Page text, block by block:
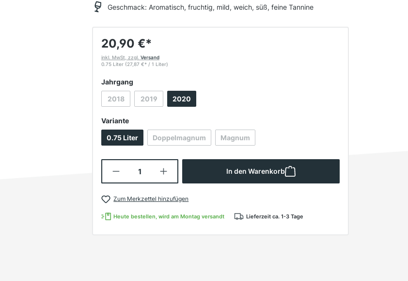
Geschmack: Aromatisch, fruchtig, mild, weich, süß, feine Tannine
20,90 €*
inkl. MwSt, zzgl. Versand
0.75 Liter (27,87 €* / 1 Liter)
Jahrgang
2018
(Diese Option ist zurzeit nicht verfügbar.)
2019(Diese Option ist zurzeit nicht verfügbar.)
2020
Varianteauswählen
0.75 Liter Doppelmagnum(Diese Option ist zurzeit nicht verfügbar.)
Magnum(Diese Option ist zurzeit nicht verfügbar.)
Produkt Anzahl: Gib den gewünschten Wert ein oder
In den Warenkorb
Zum Merkzettel hinzufügen
Heute bestellen, wird am Montag versandt Lieferzeit ca. 1-3 Tage